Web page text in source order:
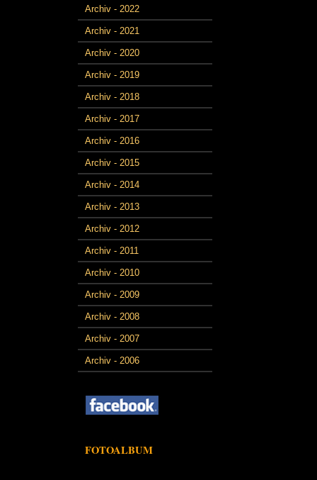
Archiv - 2022
Archiv - 2021
Archiv - 2020
Archiv - 2019
Archiv - 2018
Archiv - 2017
Archiv - 2016
Archiv - 2015
Archiv - 2014
Archiv - 2013
Archiv - 2012
Archiv - 2011
Archiv - 2010
Archiv - 2009
Archiv - 2008
Archiv - 2007
Archiv - 2006
FOTOALBUM